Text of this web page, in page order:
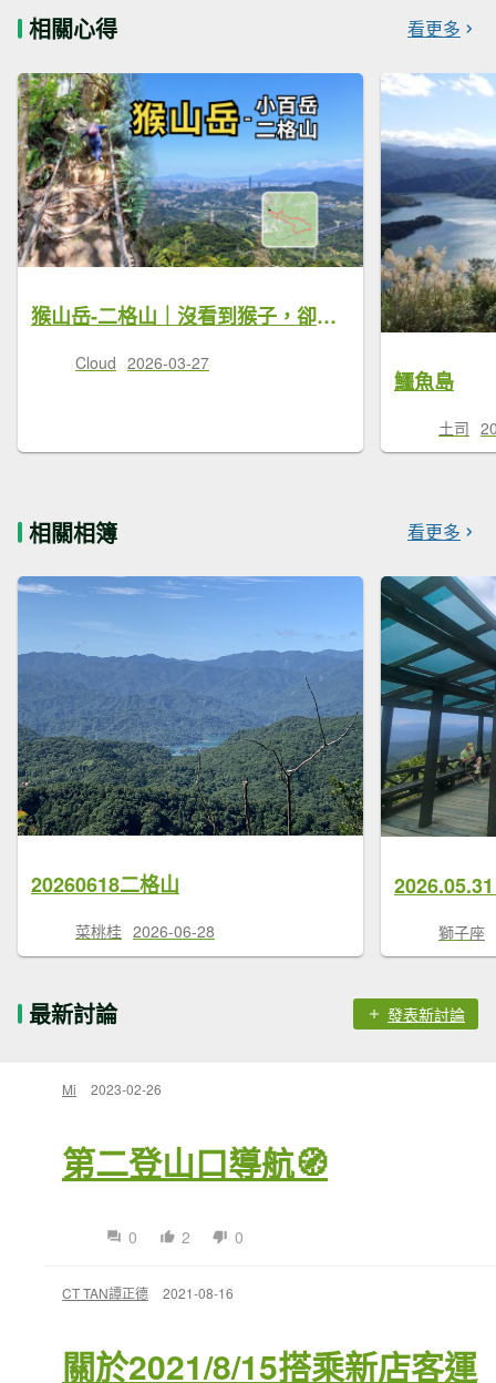
相關心得 看更多
猴山岳-二格山｜沒看到猴子，卻一路像猴子攀爬到小百岳
Cloud 2026-03-27
鱷魚島
土司
相關相簿 看更多
20260618二格山
菜桃桂 2026-06-28 獅子座
最新討論 發表新討論
Mi 2023-02-26
第二登山口導航🧭
0 2 0
CT TAN譚正德 2021-08-16
關於2021/8/15搭乘新店客運